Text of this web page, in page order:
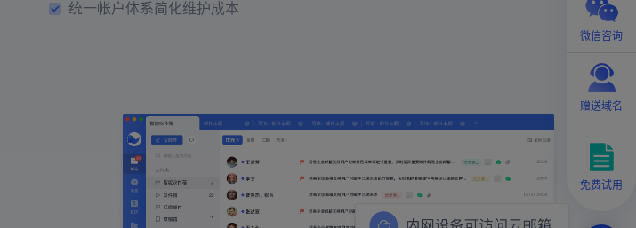
统一帐户体系简化维护成本
微信咨询
赠送域名
免费试用